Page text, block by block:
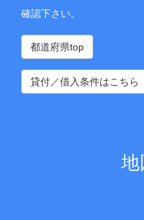
確認下さい。
都道府県top
貸付／借入条件はこちら
地